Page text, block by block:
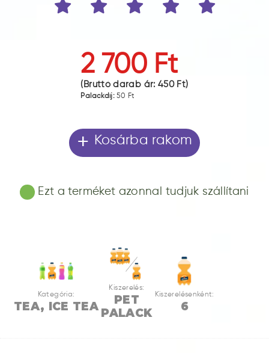
2 700 Ft
(Bruttó darab ár: 450 Ft)
Palackdíj:50 Ft
+ Kosárba rakom
Ezt a terméket azonnal tudjuk szállítani
Kategória:
TEA, ICE TEA
Kiszerelés:
PET
PALACK
Kiszerelésenként:
6